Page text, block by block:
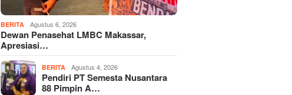
BERITA Agustus 6, 2026
Dewan Penasehat LMBC Makassar,
Apresiasi…
BERITA Agustus 4, 2026
Pendiri PT Semesta Nusantara
88 Pimpin A…